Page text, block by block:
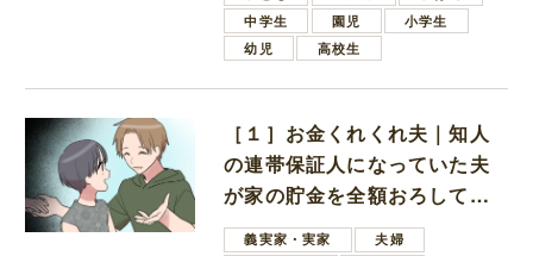
中学生
園児
小学生
幼児
高校生
［１］お金くれくれ夫｜知人
の連帯保証人になっていた夫
が家の貯金を全額おろしてほ
しいと言ってきた
義実家・実家
夫婦